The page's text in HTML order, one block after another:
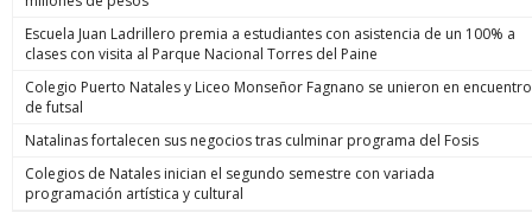
Escuela Juan Ladrillero premia a estudiantes con asistencia de un 100% a
clases con visita al Parque Nacional Torres del Paine
Colegio Puerto Natales y Liceo Monseñor Fagnano se unieron en encuentro
de futsal
Natalinas fortalecen sus negocios tras culminar programa del Fosis
Colegios de Natales inician el segundo semestre con variada
programación artística y cultural